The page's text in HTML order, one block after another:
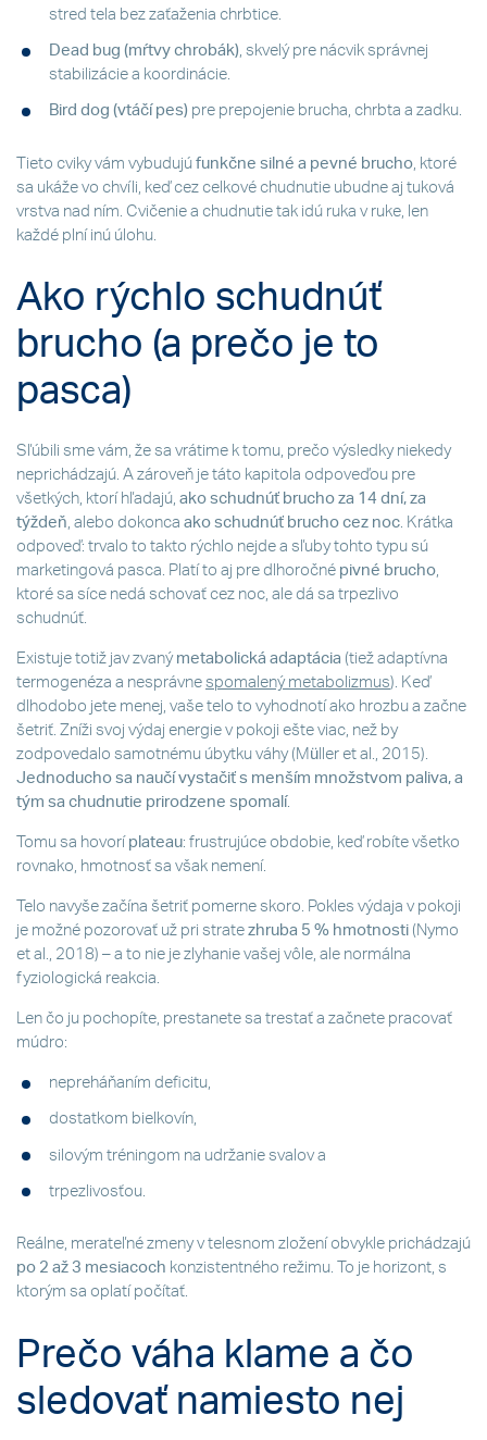
stred tela bez zaťaženia chrbtice.
Dead bug (mŕtvy chrobák), skvelý pre nácvik správnej
stabilizácie a koordinácie.
Bird dog (vtáčí pes) pre prepojenie brucha, chrbta a zadku.
Tieto cviky vám vybudujú funkčne silné a pevné brucho , ktoré
sa ukáže vo chvíli, keď cez celkové chudnutie ubudne aj tuková
vrstva nad ním. Cvičenie a chudnutie tak idú ruka v ruke, len
každé plní inú úlohu.
Ako rýchlo schudnúť
brucho (a prečo je to
pasca)
Sľúbili sme vám, že sa vrátime k tomu, prečo výsledky niekedy
neprichádzajú. A zároveň je táto kapitola odpoveďou pre
všetkých, ktorí hľadajú, ako schudnúť brucho za 14 dní, za
týždeň, alebo dokonca ako schudnúť brucho cez noc. Krátka
odpoveď: trvalo to takto rýchlo nejde a sľuby tohto typu sú
marketingová pasca. Platí to aj pre dlhoročné pivné brucho,
ktoré sa síce nedá schovať cez noc, ale dá sa trpezlivo
schudnúť.
Existuje totiž jav zvanýmetabolická adaptácia (tiež adaptívna
termogenéza a nesprávne spomalený metabolizmus). Keď
dlhodobo jete menej, vaše telo to vyhodnotí ako hrozbu a začne
šetriť. Zníži svoj výdaj energie v pokoji ešte viac, než by
zodpovedalo samotnému úbytku váhy (Müller et al., 2015).
Jednoducho sa naučí vystačiť s menším množstvom paliva, a
tým sa chudnutie prirodzene spomalí.
Tomu sa hovorí plateau: frustrujúce obdobie, keď robíte všetko
rovnako, hmotnosť sa však nemení.
Telo navyše začína šetriť pomerne skoro. Pokles výdaja v pokoji
je možné pozorovať už pri strate zhruba 5 % hmotnosti (Nymo
et al., 2018) – a to nie je zlyhanie vašej vôle, ale normálna
fyziologická reakcia.
Len čo ju pochopíte, prestanete sa trestať a začnete pracovať
múdro:
nepreháňaním deficitu,
dostatkom bielkovín,
silovým tréningom na udržanie svalov a
trpezlivosťou.
Reálne, merateľné zmeny v telesnom zložení obvykle prichádzajú
po 2 až 3 mesiacoch konzistentného režimu. To je horizont, s
ktorým sa oplatí počítať.
Prečo váha klame a čo
sledovať namiesto nej